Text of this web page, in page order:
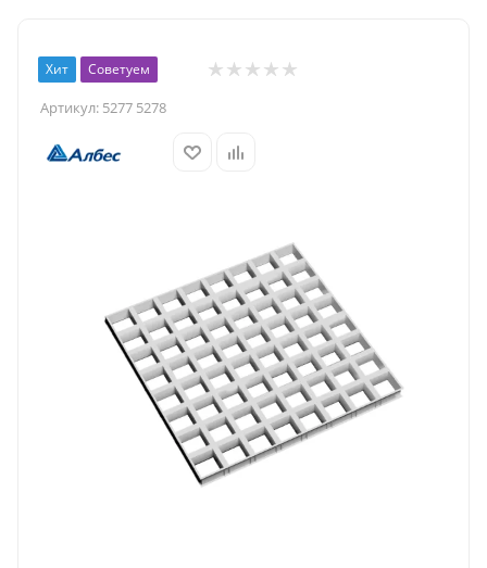
Хит Советуем
Артикул: 5277 5278